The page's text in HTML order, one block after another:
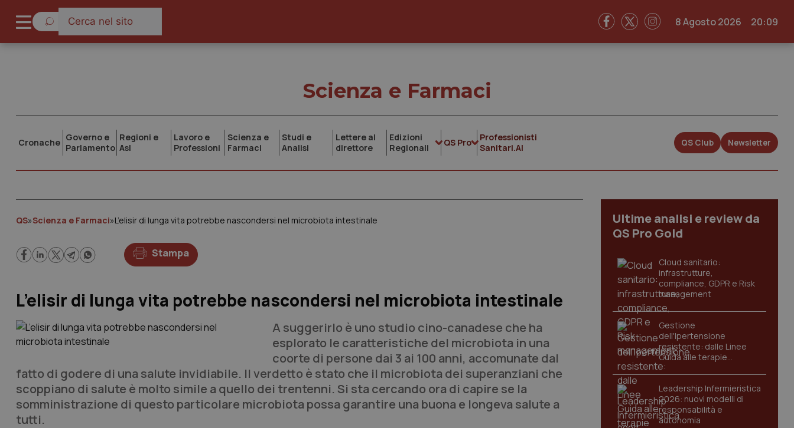
8 Agosto 2026 20:09
Scienza e Farmaci
Cronache Governo e
Parlamento
Regioni e
Asl
Lavoro e
Professioni
Scienza e
Farmaci
Studi e
Analisi
Lettere al
direttore
Edizioni
Regionali
QS Pro
Professionisti
Sanitari.AI
QS Club Newsletter
QS»Scienza e Farmaci»L’elisir di lunga vita potrebbe nascondersi nel microbiota intestinale
Stampa
L’elisir di lunga vita potrebbe nascondersi nel microbiota intestinale
A suggerirlo è uno studio cino-canadese che ha
esplorato le caratteristiche del microbiota in una
coorte di persone dai 3 ai 100 anni, accomunate dal
fatto di godere di una salute invidiabile. Il verdetto è stato che il microbiota dei superanziani che
scoppiano di salute è molto simile a quello dei trentenni. Si sta cercando ora di capire se la
somministrazione di questo particolare microbiota possa garantire una buona e longeva salute a
tutti.
Ultime analisi e review da
QS Pro Gold
Cloud sanitario:
infrastrutture,
compliance, GDPR e Risk
management
Gestione
dell'Ipertensione
resistente: dalle Linee
Guida alle terapie
innovative
Leadership Infermieristica
2026: nuovi modelli di
responsabilità e
autonomia